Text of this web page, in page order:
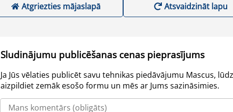
Atgriezties mājaslapā Atsvaidzināt lapu
Sludinājumu publicēšanas cenas pieprasījums
Ja Jūs vēlaties publicēt savu tehnikas piedāvājumu Mascus,
aizpildiet zemāk esošo formu un mēs ar Jums sazināsimies.